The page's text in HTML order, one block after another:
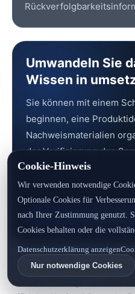
Umwandeln Sie
Wissen in
Sie können mit einem
beginnen, eine
Nachweismaterialien
der Verifizierung des
nach Bedarf schrittweise
DPP
Dieser Artikel ist eine
Betriebsvorschläge und stellt
Cookie-Hinweis
Wir verwenden notwendige
Optionale Cookies für
nach Ihrer Zustimmung genutzt.
Cookies behalten oder die
Datenschutzerklärung anzeigen
Nur notwendige Cookies